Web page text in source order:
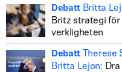
Debatt Britta
Britz strategi
verkligheten
Debatt
Britta Lejon: